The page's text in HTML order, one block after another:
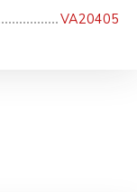
VA20405